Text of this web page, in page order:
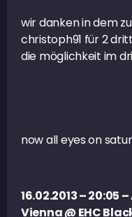
wir danken in dem
christoph91 für 2
die möglichkeit im
now all eyes on
16.02.2013 – 20:05
Vienna @ EHC